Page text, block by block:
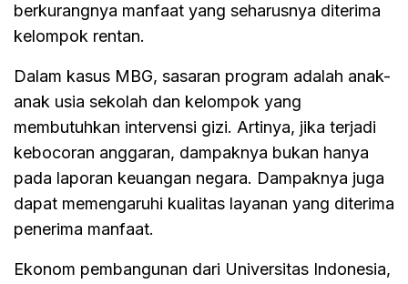
berkurangnya manfaat yang seharusnya diterima
kelompok rentan.
Dalam kasus MBG, sasaran program adalah anak-
anak usia sekolah dan kelompok yang
membutuhkan intervensi gizi. Artinya, jika terjadi
kebocoran anggaran, dampaknya bukan hanya
pada laporan keuangan negara. Dampaknya juga
dapat memengaruhi kualitas layanan yang diterima
penerima manfaat.
Ekonom pembangunan dari Universitas Indonesia,